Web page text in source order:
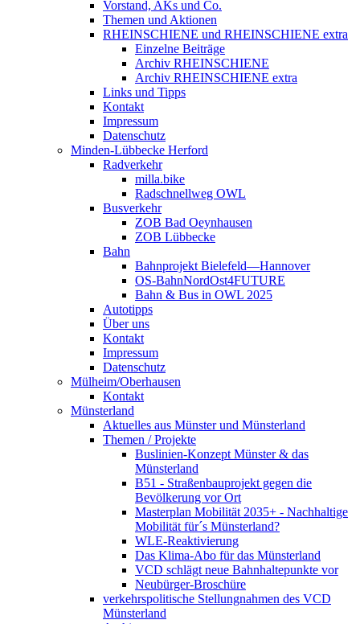
Vorstand, AKs und Co.
Themen und Aktionen
RHEINSCHIENE und RHEINSCHIENE extra
Einzelne Beiträge
Archiv RHEINSCHIENE
Archiv RHEINSCHIENE extra
Links und Tipps
Kontakt
Impressum
Datenschutz
Minden-Lübbecke Herford
Radverkehr
milla.bike
Radschnellweg OWL
Busverkehr
ZOB Bad Oeynhausen
ZOB Lübbecke
Bahn
Bahnprojekt Bielefeld—Hannover
OS-BahnNordOst4FUTURE
Bahn & Bus in OWL 2025
Autotipps
Über uns
Kontakt
Impressum
Datenschutz
Mülheim/Oberhausen
Kontakt
Münsterland
Aktuelles aus Münster und Münsterland
Themen / Projekte
Buslinien-Konzept Münster & das
Münsterland
B51 - Straßenbauprojekt gegen die
Bevölkerung vor Ort
Masterplan Mobilität 2035+ - Nachhaltige
Mobilität für´s Münsterland?
WLE-Reaktivierung
Das Klima-Abo für das Münsterland
VCD schlägt neue Bahnhaltepunkte vor
Neubürger-Broschüre
verkehrspolitische Stellungnahmen des VCD
Münsterland